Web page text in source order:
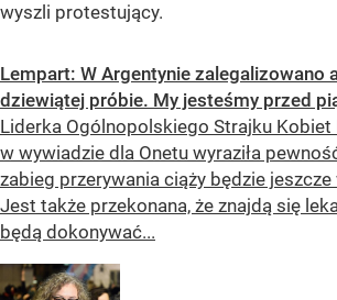
wyszli protestujący.
Lempart: W Argentynie zalegalizowano
dziewiątej próbie. My jesteśmy przed
Liderka Ogólnopolskiego Strajku
w wywiadzie dla Onetu wyraziła
zabieg przerywania ciąży będzie jeszcze
Jest także przekonana, że znajdą się
będą dokonywać...